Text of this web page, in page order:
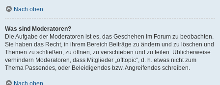
Nach oben
Was sind Moderatoren?
Die Aufgabe der Moderatoren ist es, das Geschehen im Forum zu beobachten.
Sie haben das Recht, in ihrem Bereich Beiträge zu ändern und zu löschen und
Themen zu schließen, zu öffnen, zu verschieben und zu teilen. Üblicherweise
verhindern Moderatoren, dass Mitglieder „offtopic“, d. h. etwas nicht zum
Thema Passendes, oder Beleidigendes bzw. Angreifendes schreiben.
Nach oben